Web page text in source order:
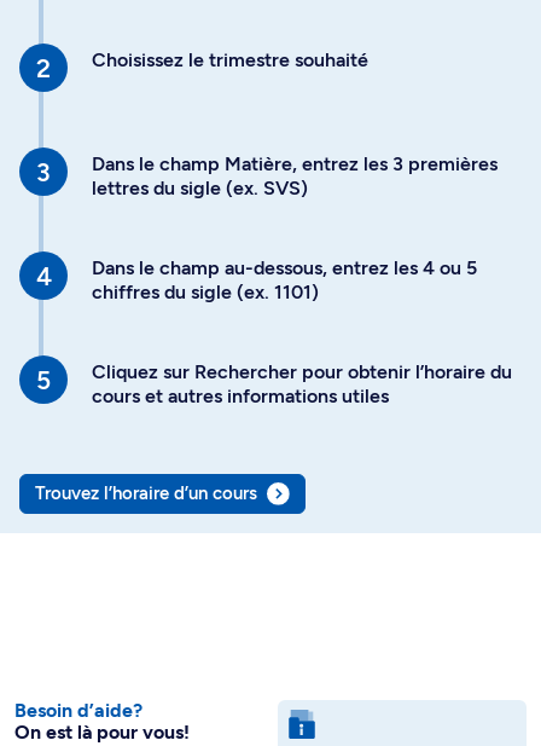
Choisissez le trimestre souhaité
Dans le champ Matière, entrez les 3 premières
lettres du sigle (ex. SVS)
Dans le champ au-dessous, entrez les 4 ou 5
chiffres du sigle (ex. 1101)
Cliquez sur Rechercher pour obtenir l’horaire du
cours et autres informations utiles
Trouvez l’horaire d’un cours
Besoin d’aide?
On est là pour vous!